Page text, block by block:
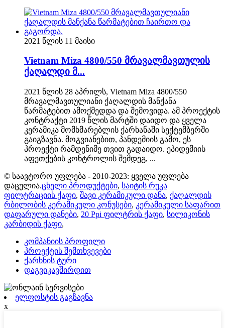
2021 წლის 11 მაისი
Vietnam Miza 4800/550 მრავალმავთულის
ქაღალდი მ...
2021 წლის 28 აპრილს, Vietnam Miza 4800/550
მრავალმავთულიანი ქაღალდის მანქანა
წარმატებით ამოქმედდა და შემოვიდა. ამ პროექტის
კონტრაქტი 2019 წლის მარტში დაიდო და ყველა
კერამიკა მომხმარებლის ქარხანაში სექტემბერში
გაიგზავნა. მოგვიანებით, პანდემიის გამო, ეს
პროექტი რამდენიმე თვით გადაიდო. ეპიდემიის
აფეთქების კონტროლის შემდეგ, ...
© საავტორო უფლება - 2010-2023: ყველა უფლება
დაცულია.ცხელი პროდუქტები, საიტის რუკა
ფილტრაციის ქაფი, შავი კერამიკული დანა, ქაღალდის
რბილობის კერამიკული კონუსები, კერამიკული საფარით
დაფარული დანები, 20 Ppi ფილტრის ქაფი, სილიკონის
კარბიდის ქაფი,
კომპანიის პროფილი
პროექტის შემთხვევები
ქარხნის ტური
დაგვიკავშირდით
ელფოსტის გაგზავნა
x